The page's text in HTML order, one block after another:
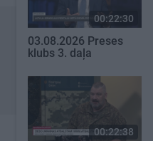
00:22:30
03.08.2026 Preses
klubs 3. daļa
00:22:38